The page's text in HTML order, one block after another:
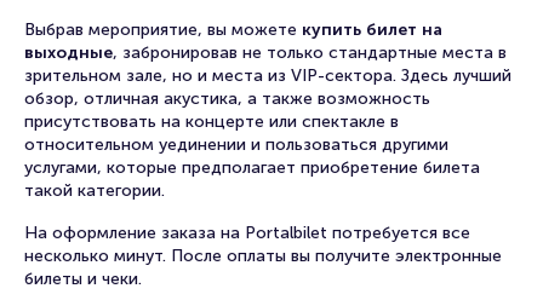
Выбрав мероприятие, вы можете купить билет на
выходные, забронировав не только стандартные места в
зрительном зале, но и места из VIP-сектора. Здесь лучший
обзор, отличная акустика, а также возможность
присутствовать на концерте или спектакле в
относительном уединении и пользоваться другими
услугами, которые предполагает приобретение билета
такой категории.
На оформление заказа на Portalbilet потребуется все
несколько минут. После оплаты вы получите электронные
билеты и чеки.